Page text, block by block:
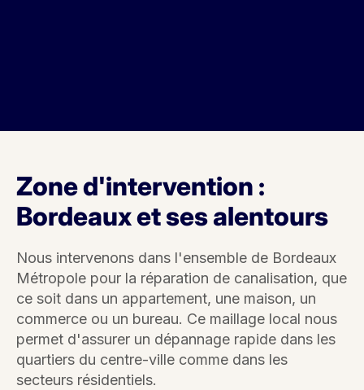
Zone d'intervention :
Bordeaux et ses alentours
Nous intervenons dans l'ensemble de Bordeaux
Métropole pour la réparation de canalisation, que
ce soit dans un appartement, une maison, un
commerce ou un bureau. Ce maillage local nous
permet d'assurer un dépannage rapide dans les
quartiers du centre-ville comme dans les
secteurs résidentiels.